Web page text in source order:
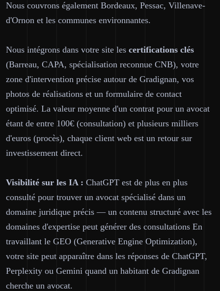
Nous couvrons également Bordeaux, Pessac, Villenave-
d'Ornon et les communes environnantes.
Nous intégrons dans votre site les certifications clés
(Barreau, CAPA, spécialisation reconnue CNB), votre
zone d'intervention précise autour de Gradignan, vos
photos de réalisations et un formulaire de contact
optimisé. La valeur moyenne d'un contrat pour un avocat
étant de entre 100€ (consultation) et plusieurs milliers
d'euros (procès), chaque client web est un retour sur
investissement direct.
Visibilité sur les IA : ChatGPT est de plus en plus
consulté pour trouver un avocat spécialisé dans un
domaine juridique précis — un contenu structuré avec les
domaines d'expertise peut générer des consultations En
travaillant le GEO (Generative Engine Optimization),
votre site peut apparaître dans les réponses de ChatGPT,
Perplexity ou Gemini quand un habitant de Gradignan
cherche un avocat.